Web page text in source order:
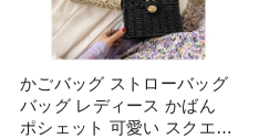
かごバッグ ストローバッグ
バッグ レディース かばん
ポシェット 可愛い スクエア